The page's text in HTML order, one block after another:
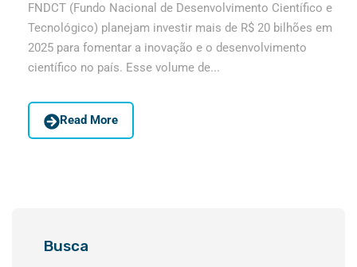
FNDCT (Fundo Nacional de Desenvolvimento Científico e
Tecnológico) planejam investir mais de R$ 20 bilhões em
2025 para fomentar a inovação e o desenvolvimento
científico no país. Esse volume de...
Read More
Busca